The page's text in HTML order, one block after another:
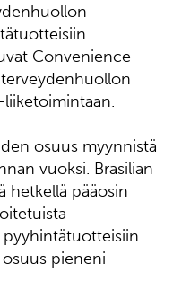
Convenience-
osuus myynnistä
vuoksi. Brasilian
hetkellä pääosin
pyyhintätuotteisiin
pieneni